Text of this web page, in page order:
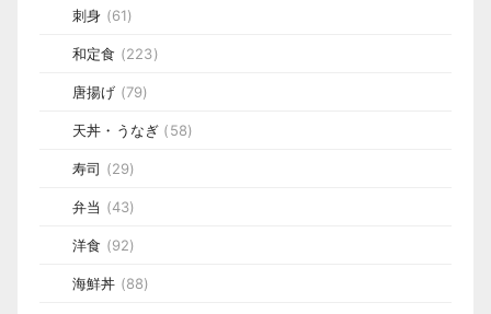
刺身 (61)
和定食 (223)
唐揚げ (79)
天丼・うなぎ (58)
寿司 (29)
弁当 (43)
洋食 (92)
海鮮丼 (88)